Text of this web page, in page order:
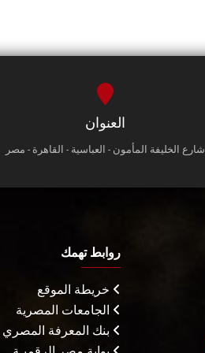
العنوان
شارع الخليفة المأمون - العباسية - القاهرة - مصر
روابط تهمك
خريطة الموقع
الجامعات المصرية
بنك المعرفة المصري